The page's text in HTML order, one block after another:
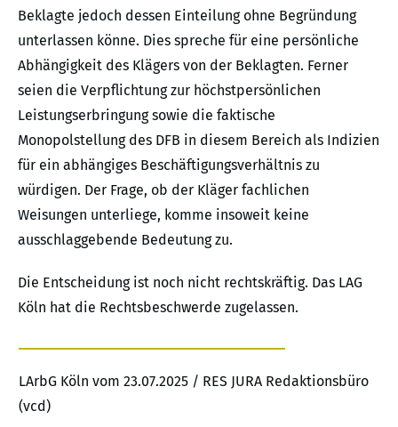
Beklagte jedoch dessen Einteilung ohne Begründung
unterlassen könne. Dies spreche für eine persönliche
Abhängigkeit des Klägers von der Beklagten. Ferner
seien die Verpflichtung zur höchstpersönlichen
Leistungserbringung sowie die faktische
Monopolstellung des DFB in diesem Bereich als Indizien
für ein abhängiges Beschäftigungsverhältnis zu
würdigen. Der Frage, ob der Kläger fachlichen
Weisungen unterliege, komme insoweit keine
ausschlaggebende Bedeutung zu.
Die Entscheidung ist noch nicht rechtskräftig. Das LAG
Köln hat die Rechtsbeschwerde zugelassen.
LArbG Köln vom 23.07.2025 / RES JURA Redaktionsbüro
(vcd)